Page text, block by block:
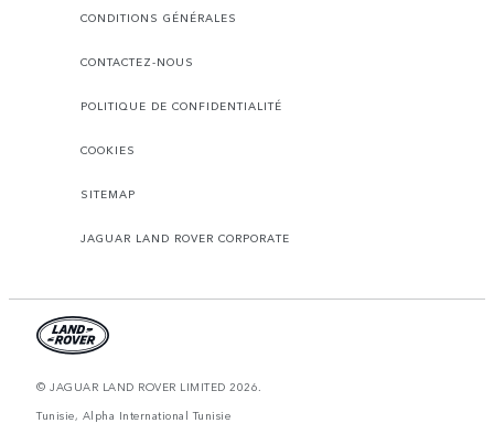
CONDITIONS GÉNÉRALES
CONTACTEZ-NOUS
POLITIQUE DE CONFIDENTIALITÉ
COOKIES
SITEMAP
JAGUAR LAND ROVER CORPORATE
© JAGUAR LAND ROVER LIMITED 2026.
Tunisie, Alpha International Tunisie